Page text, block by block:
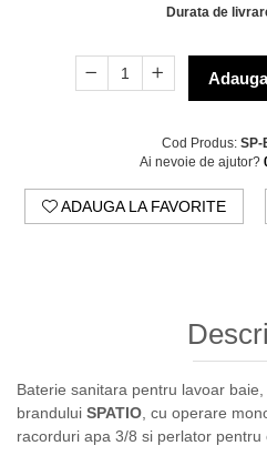
Durata de
Cod Produs: SP-
Ai nevoie de ajutor?
ADAUGA LA FAVORITE
Baterie sanitara pentru lavoar
brandului SPATIO , cu operare
racorduri apa 3/8 si perlator pentru